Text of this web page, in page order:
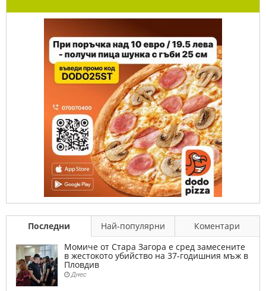
Последни Най-популярни
Коментари
Момиче от Стара Загора е сред замесените
в жестокото убийство на 37-годишния мъж в
Пловдив
Днес